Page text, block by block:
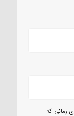
زمانی که